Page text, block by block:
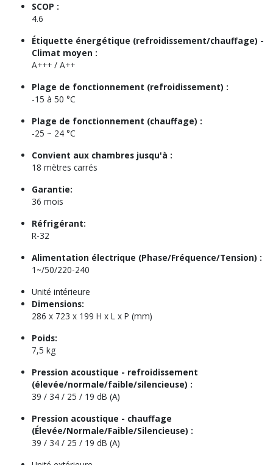
SCOP :
4.6
Étiquette énergétique (refroidissement/chauffage) -
Climat moyen :
A+++ / A++
Plage de fonctionnement (refroidissement) :
-15 à 50 °C
Plage de fonctionnement (chauffage) :
-25 ~ 24 °C
Convient aux chambres jusqu'à :
18 mètres carrés
Garantie:
36 mois
Réfrigérant:
R-32
Alimentation électrique (Phase/Fréquence/Tension) :
1~/50/220-240
Unité intérieure
Dimensions:
286 x 723 x 199 H x L x P (mm)
Poids:
7,5 kg
Pression acoustique - refroidissement
(élevée/normale/faible/silencieuse) :
39 / 34 / 25 / 19 dB (A)
Pression acoustique - chauffage
(Élevée/Normale/Faible/Silencieuse) :
39 / 34 / 25 / 19 dB (A)